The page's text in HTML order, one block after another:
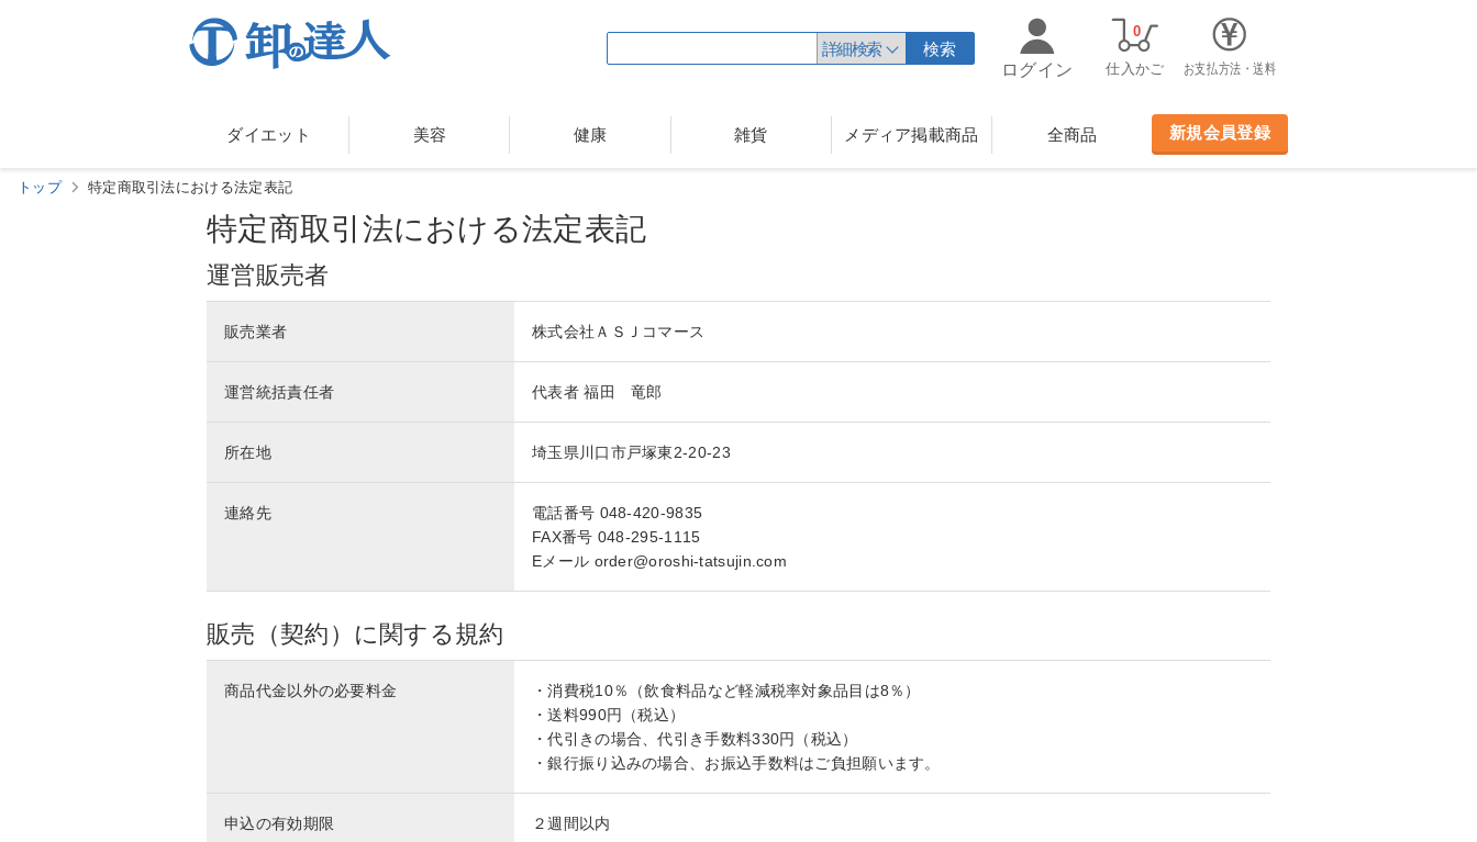
詳細検索
検索
ログイン
仕入かご
0
お支払方法・送料
ダイエット 美容 健康 雑貨 メディア掲載商品 全商品 新規会員登録
トップ 特定商取引法における法定表記
特定商取引法における法定表記
運営販売者
販売業者 株式会社ＡＳＪコマース
運営統括責任者 代表者 福田 竜郎
所在地 埼玉県川口市戸塚東2-20-23
連絡先
電話番号 048-420-9835
FAX番号 048-295-1115
Eメール order@oroshi-tatsujin.com
販売（契約）に関する規約
商品代金以外の必要料金
・消費税10％（飲食料品など軽減税率対象品目は8％）
・送料990円（税込）
・代引きの場合、代引き手数料330円（税込）
・銀行振り込みの場合、お振込手数料はご負担願います。
申込の有効期限 ２週間以内